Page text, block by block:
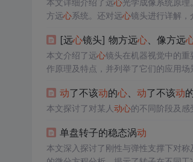
本文详细介绍了远心光学成像系统原理
方远心系统。还对远心镜头进行详解，
[远心镜头] 物方远心、像方远
本文介绍了远心镜头在机器视觉中的
作原理及特点，并列举了它们的应用场
动了不该动的心、 动了不该动
本文探讨了对某人 动心的不同阶段及感
单盘转子的稳态涡动
本文深入探讨了刚性与弹性支撑下对称